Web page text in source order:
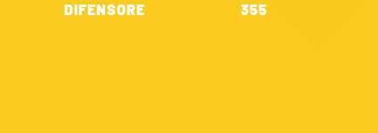
INFORMAZIONI ACCREDITI
DIFENSORE
355